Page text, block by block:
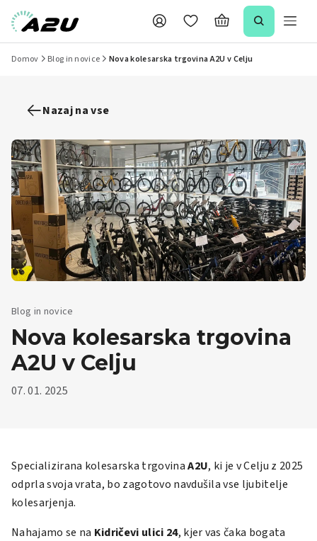
Domov Blog in novice Nova kolesarska trgovina A2U v Celju
Nazaj na vse
Blog in novice
Nova kolesarska trgovina
A2U v Celju
07. 01. 2025
Specializirana kolesarska trgovinaA2U, ki je v Celju z 2025
odprla svoja vrata, bo zagotovo navdušila vse ljubitelje
kolesarjenja.
Nahajamo se na Kidričevi ulici 24, kjer vas čaka bogata